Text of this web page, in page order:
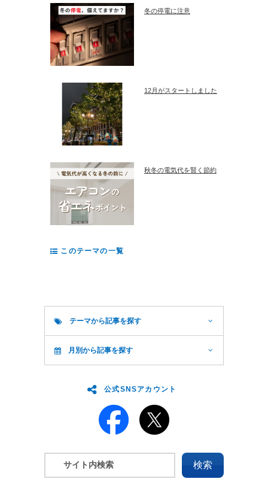
冬の停電に注意
12月がスタートしました
秋冬の電気代を賢く節約
このテーマの一覧
テーマから記事を探す
月別から記事を探す
公式SNSアカウント